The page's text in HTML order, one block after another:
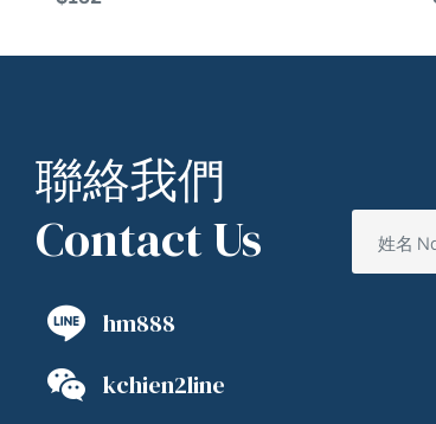
聯絡我們
Contact Us
hm888
kchien2line